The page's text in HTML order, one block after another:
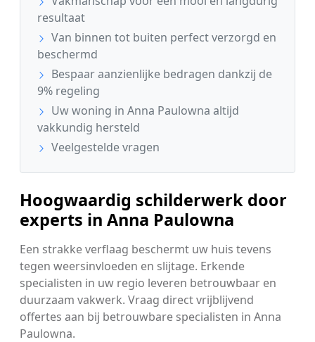
resultaat
Van binnen tot buiten perfect verzorgd en
beschermd
Bespaar aanzienlijke bedragen dankzij de
9% regeling
Uw woning in Anna Paulowna altijd
vakkundig hersteld
Veelgestelde vragen
Hoogwaardig schilderwerk door
experts in Anna Paulowna
Een strakke verflaag beschermt uw huis tevens
tegen weersinvloeden en slijtage. Erkende
specialisten in uw regio leveren betrouwbaar en
duurzaam vakwerk. Vraag direct vrijblijvend
offertes aan bij betrouwbare specialisten in Anna
Paulowna.